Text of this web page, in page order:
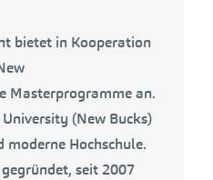
bietet in Kooperation
Masterprogramme an.
(New Bucks)
moderne Hochschule.
seit 2007